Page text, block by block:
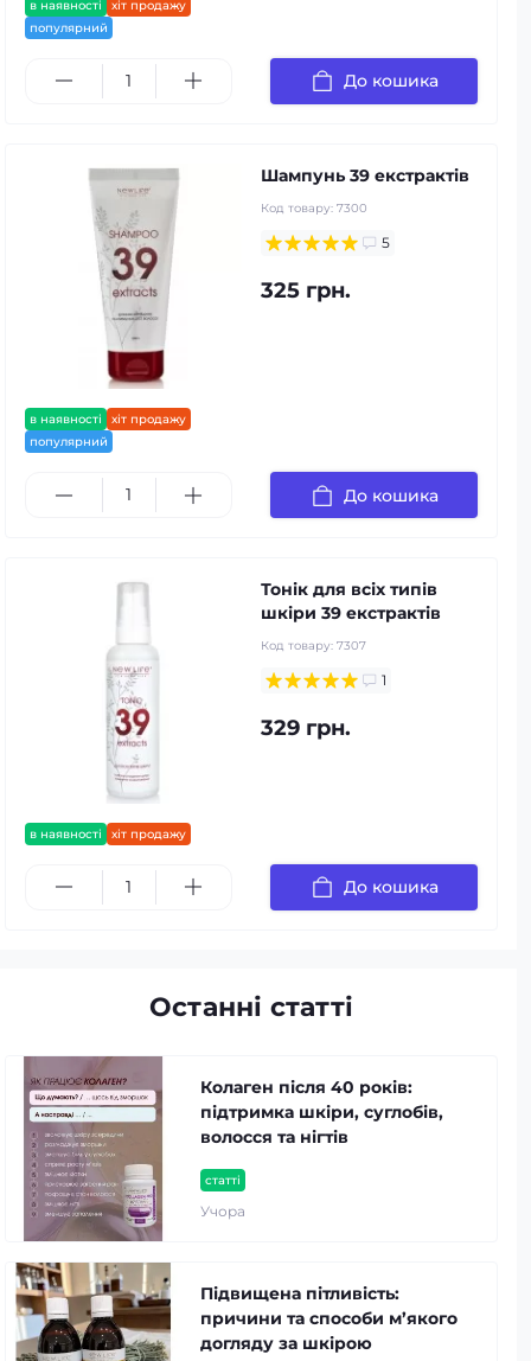
в наявності
хіт продажу
популярний
До кошика
в наявності
хіт продажу
популярний
Шампунь 39 екстрактів
Код товару: 7300
5
325 грн.
До кошика
в наявності хіт продажу
Тонік для всіх типів
шкіри 39 екстрактів
Код товару: 7307
1
329 грн.
До кошика
Останні статті
статті
Учора
Колаген після 40 років:
підтримка шкіри, суглобів,
волосся та нігтів
Підвищена пітливість:
причини та способи м’якого
догляду за шкірою